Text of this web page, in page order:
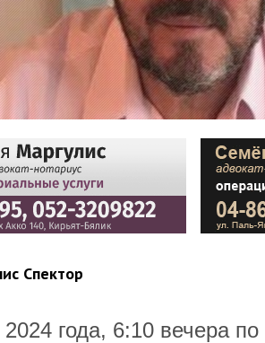
Спектор
года, 6:10 вечера